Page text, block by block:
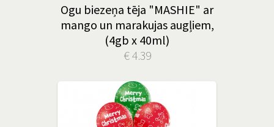
Ogu biezeņa tēja "MASHIE" ar
mango un marakujas augļiem,
(4gb x 40ml)
€ 4.39